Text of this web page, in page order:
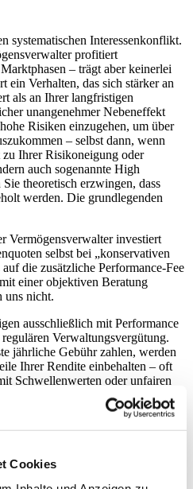
Cookies
systematischen Interessenkonflikt.
profitiert
– trägt aber keinerlei
ein Verhalten, das sich stärker an
als an Ihrer langfristigen
unangenehmer Nebeneffekt
Risiken einzugehen, um über
– selbst dann, wenn
zu Ihrer Risikoneigung oder
auch sogenannte High
theoretisch erzwingen, dass
werden. Die grundlegenden
Vermögensverwalter investiert
selbst bei „konservativen
die zusätzliche Performance-Fee
einer objektiven Beratung
uns nicht.
ausschließlich mit Performance
Verwaltungsvergütung.
jährliche Gebühr zahlen, werden
Ihrer Rendite einbehalten – oft
Schwellenwerten oder unfairen
gegenüber dem letzten
aggressiven Portfoliostruktur.
zu keinen